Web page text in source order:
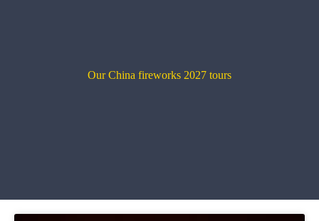
Our China fireworks 2027 tours